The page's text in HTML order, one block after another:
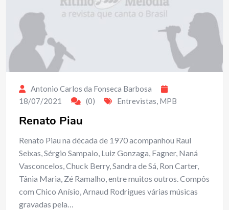
Antonio Carlos da Fonseca Barbosa
18/07/2021
(0) Entrevistas, MPB
Renato Piau
Renato Piau na década de 1970 acompanhou Raul
Seixas, Sérgio Sampaio, Luiz Gonzaga, Fagner, Naná
Vasconcelos, Chuck Berry, Sandra de Sá, Ron Carter,
Tânia Maria, Zé Ramalho, entre muitos outros. Compôs
com Chico Anísio, Arnaud Rodrigues várias músicas
gravadas pela…